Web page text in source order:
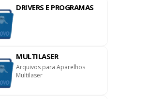
DRIVERS E PROGRAMAS
MULTILASER
Arquivos para Aparelhos
Multilaser